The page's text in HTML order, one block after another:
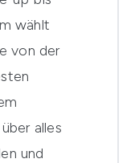
wählt
von der
alles
und